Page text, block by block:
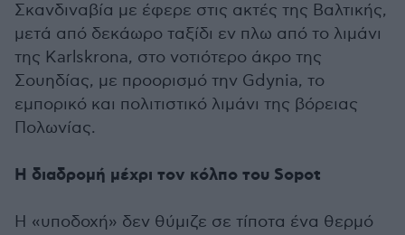
Σκανδιναβία με έφερε στις ακτές της Βαλτικής,
μετά από δεκάωρο ταξίδι εν πλω από το λιμάνι
της Karlskrona, στο νοτιότερο άκρο της
Σουηδίας, με προορισμό την Gdynia, το
εμπορικό και πολιτιστικό λιμάνι της βόρειας
Πολωνίας.
Η διαδρομή μέχρι τον κόλπο του Sopot
Η «υποδοχή» δεν θύμιζε σε τίποτα ένα θερμό